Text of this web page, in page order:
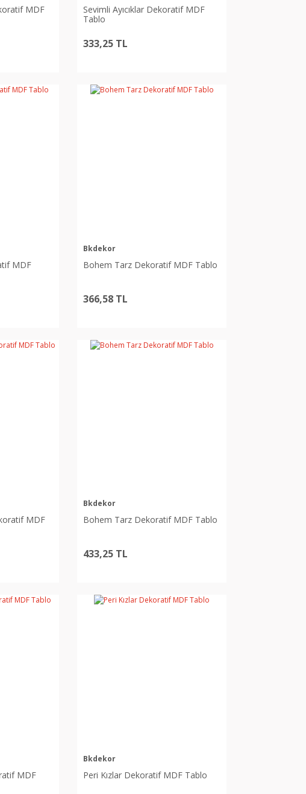
MDF
Sevimli Ayıcıklar Dekoratif MDF
Tablo
333,25 TL
MDF
Bkdekor
Bohem Tarz Dekoratif MDF Tablo
366,58 TL
MDF
Bkdekor
Bohem Tarz Dekoratif MDF Tablo
433,25 TL
MDF
Bkdekor
Peri Kızlar Dekoratif MDF Tablo